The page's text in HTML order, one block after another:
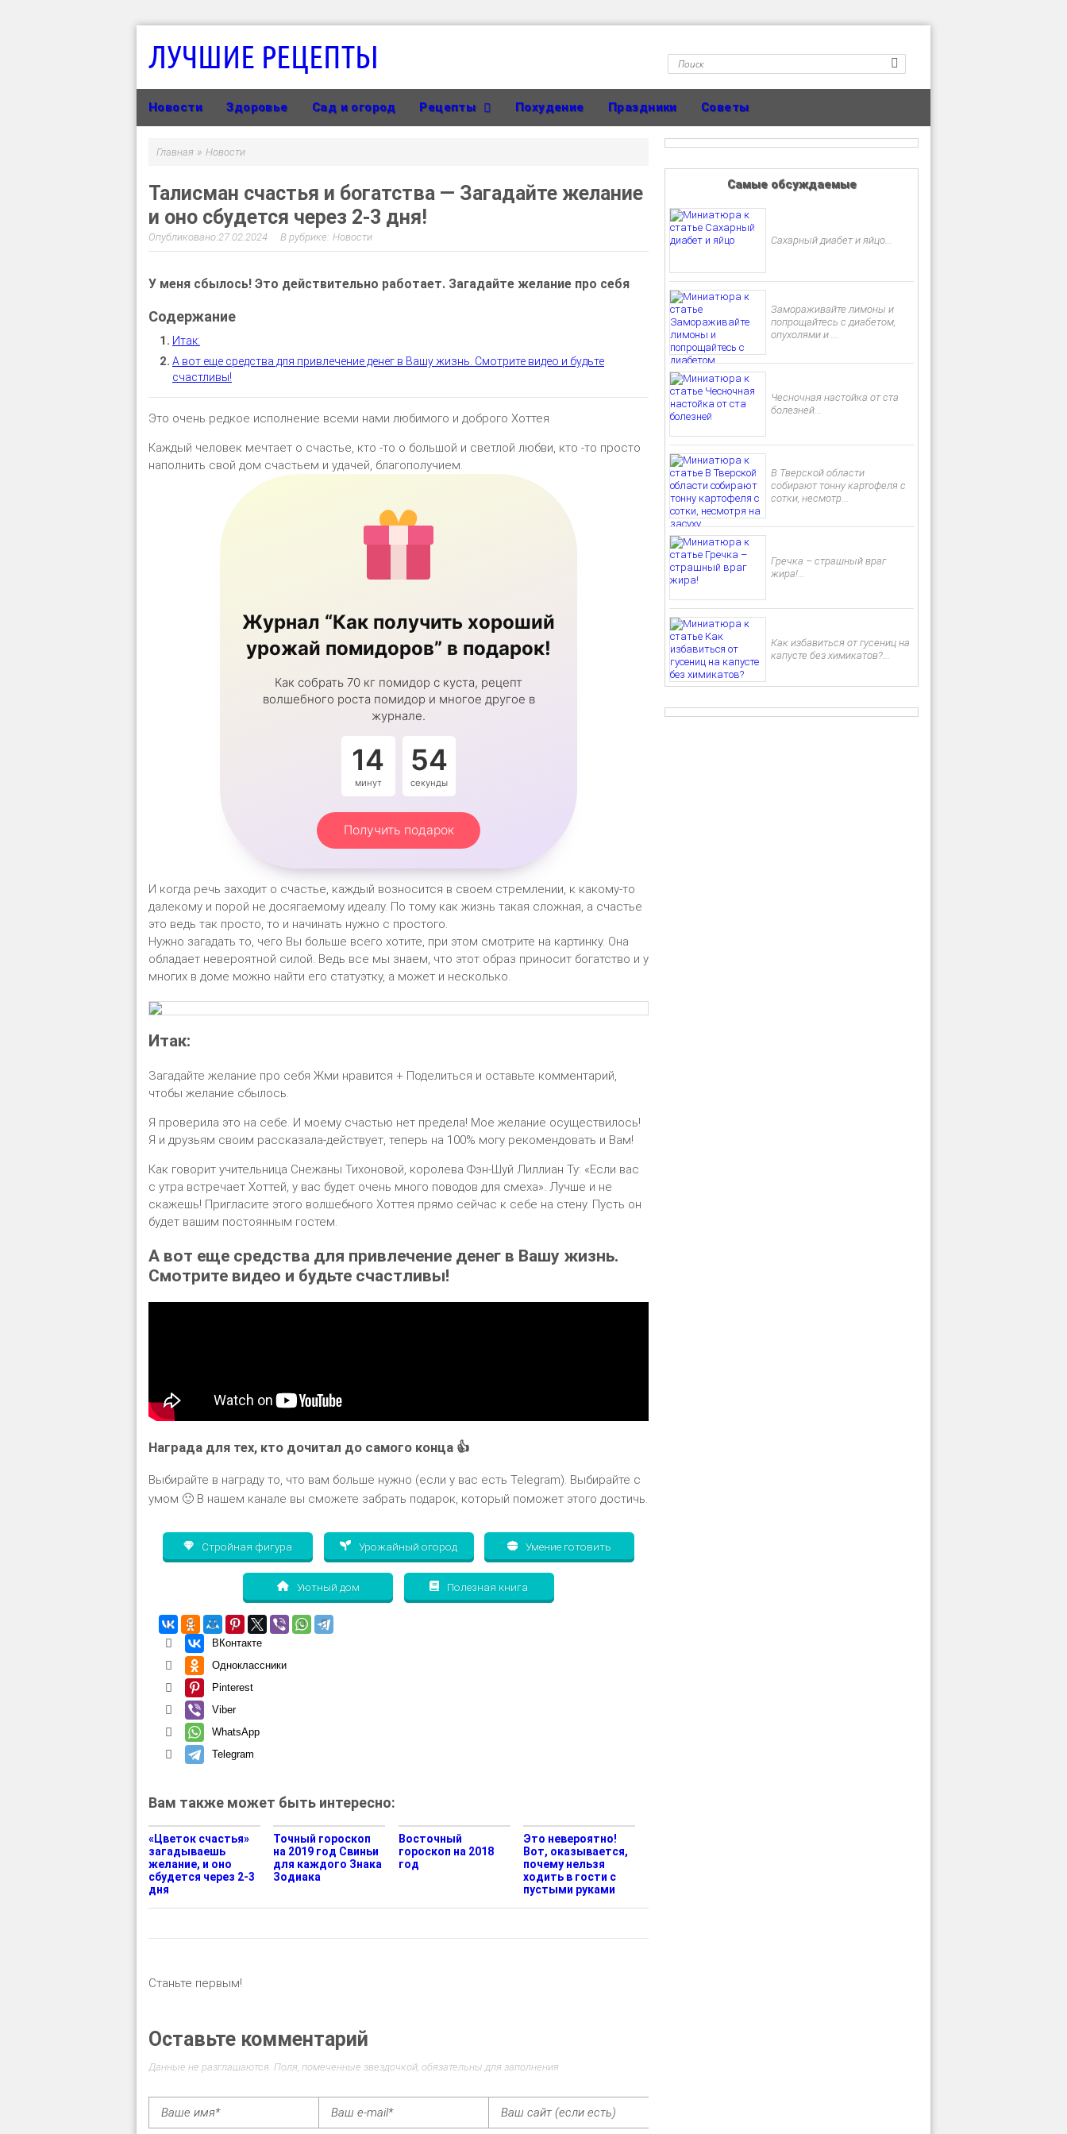
ЛУЧШИЕ РЕЦЕПТЫ
Новости Здоровье Сад и огород Рецепты Похудение Праздники Советы
Главная » Новости
Талисман счастья и богатства — Загадайте желание
и оно сбудется через 2-3 дня!
27.02.2024 Новости
У меня сбылось! Это действительно работает. Загадайте желание про себя
Итак:
А вот еще средства для привлечение денег в Вашу жизнь. Смотрите видео и будьте
счастливы!
Это очень редкое исполнение всеми нами любимого и доброго Хоттея
Каждый человек мечтает о счастье, кто -то о большой и светлой любви, кто -то просто
наполнить свой дом счастьем и удачей, благополучием.
Журнал “Как получить хороший
урожай помидоров” в подарок!
Как собрать 70 кг помидор с куста, рецепт
волшебного роста помидор и многое другое в
журнале.
14
минут
53
секунды
Получить подарок
И когда речь заходит о счастье, каждый возносится в своем стремлении, к какому-то
далекому и порой не досягаемому идеалу. По тому как жизнь такая сложная, а счастье
это ведь так просто, то и начинать нужно с простого.
Нужно загадать то, чего Вы больше всего хотите, при этом смотрите на картинку. Она
обладает невероятной силой. Ведь все мы знаем, что этот образ приносит богатство и у
многих в доме можно найти его статуэтку, а может и несколько.
Итак:
Загадайте желание про себя Жми нравится + Поделиться и оставьте комментарий,
чтобы желание сбылось.
Я проверила это на себе. И моему счастью нет предела! Мое желание осуществилось!
Я и друзьям своим рассказала-действует, теперь на 100% могу рекомендовать и Вам!
Как говорит учительница Снежаны Тихоновой, королева Фэн-Шуй Лиллиан Ту: «Если вас
с утра встречает Хоттей, у вас будет очень много поводов для смеха». Лучше и не
скажешь! Пригласите этого волшебного Хоттея прямо сейчас к себе на стену. Пусть он
будет вашим постоянным гостем.
А вот еще средства для привлечение денег в Вашу жизнь.
Смотрите видео и будьте счастливы!
Награда для тех, кто дочитал до самого конца 👍
Выбирайте в награду то, что вам больше нужно (если у вас есть Telegram). Выбирайте с
умом 🙂 В нашем канале вы сможете забрать подарок, который поможет этого достичь.
Стройная фигура Урожайный огород Умение готовить
Уютный дом Полезная книга
ВКонтакте
Одноклассники
Pinterest
Viber
WhatsApp
Telegram
Вам также может быть интересно:
«Цветок счастья»
загадываешь
желание, и оно
сбудется через 2-3
дня
Точный гороскоп
на 2019 год Свиньи
для каждого Знака
Зодиака
Восточный
гороскоп на 2018
год
Это невероятно!
Вот, оказывается,
почему нельзя
ходить в гости с
пустыми руками
Станьте первым!
Оставьте комментарий
Данные не разглашаются. Поля, помеченные звездочкой, обязательны для заполнения
Самые обсуждаемые
Сахарный диабет и яйцо...
Замораживайте лимоны и
попрощайтесь с диабетом,
опухолями и ...
Чесночная настойка от ста
болезней...
В Тверской области
собирают тонну картофеля с
сотки, несмотр...
Гречка – страшный враг
жира!...
Как избавиться от гусениц на
капусте без химикатов?...